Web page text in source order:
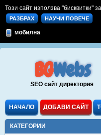
Този сайт използва "бисквитки"
РАЗБРАХ НАУЧИ ПОВЕЧЕ
мобилна
BGWebs
SEO сайт директория
НАЧАЛО ДОБАВИ САЙТ
КАТЕГОРИИ